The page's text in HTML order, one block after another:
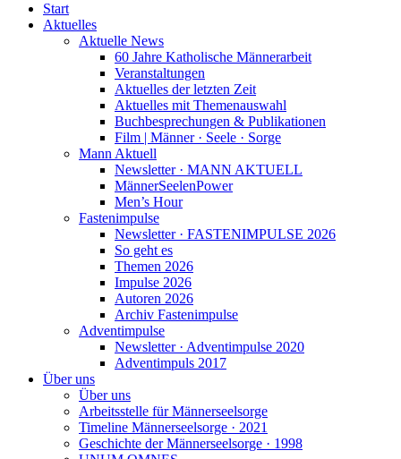
Start
Aktuelles
Aktuelle News
60 Jahre Katholische Männerarbeit
Veranstaltungen
Aktuelles der letzten Zeit
Aktuelles mit Themenauswahl
Buchbesprechungen & Publikationen
Film | Männer · Seele · Sorge
Mann Aktuell
Newsletter · MANN AKTUELL
MännerSeelenPower
Men’s Hour
Fastenimpulse
Newsletter · FASTENIMPULSE 2026
So geht es
Themen 2026
Impulse 2026
Autoren 2026
Archiv Fastenimpulse
Adventimpulse
Newsletter · Adventimpulse 2020
Adventimpuls 2017
Über uns
Über uns
Arbeitsstelle für Männerseelsorge
Timeline Männerseelsorge · 2021
Geschichte der Männerseelsorge · 1998